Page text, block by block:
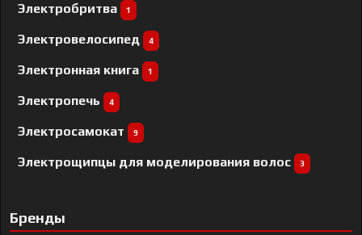
Электробритва 1
Электровелосипед 4
Электронная книга 1
Электропечь 4
Электросамокат 9
Электрощипцы для моделирования волос 3
Бренды